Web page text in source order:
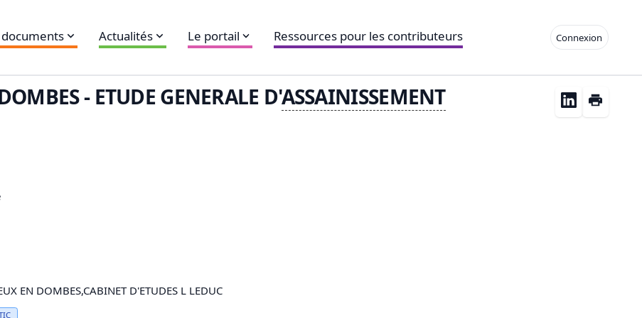
Connexion
Actualités Le portail Ressources pour les contributeurs
- ETUDE GENERALE D'ASSAINISSEMENT
EN DOMBES,CABINET D'ETUDES L LEDUC